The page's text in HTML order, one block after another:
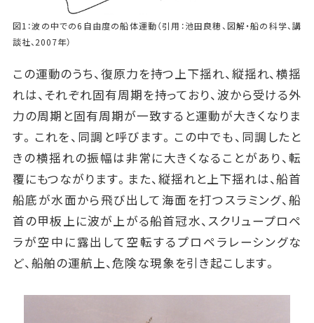
図1：波の中での6自由度の船体運動（引用：池田良穂、図解・船の科学、講
談社、2007年）
この運動のうち、復原力を持つ上下揺れ、縦揺れ、横揺
れは、それぞれ固有周期を持っており、波から受ける外
力の周期と固有周期が一致すると運動が大きくなりま
す。これを、同調と呼びます。この中でも、同調したと
きの横揺れの振幅は非常に大きくなることがあり、転
覆にもつながります。また、縦揺れと上下揺れは、船首
船底が水面から飛び出して海面を打つスラミング、船
首の甲板上に波が上がる船首冠水、スクリュープロペ
ラが空中に露出して空転するプロペラレーシングな
ど、船舶の運航上、危険な現象を引き起こします。